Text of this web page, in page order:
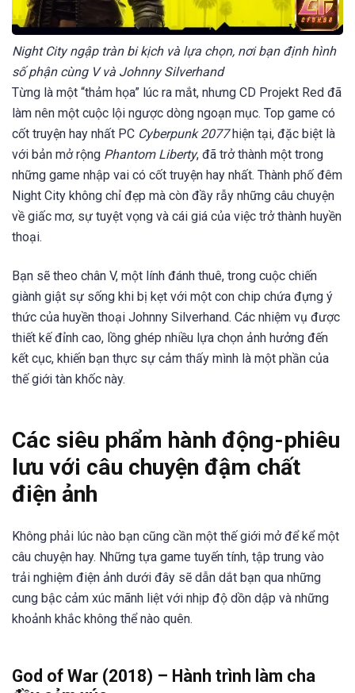
Night City ngập tràn bi kịch và lựa chọn, nơi bạn định hình
số phận cùng V và Johnny Silverhand
Từng là một “thảm họa” lúc ra mắt, nhưng CD Projekt Red đã
làm nên một cuộc lội ngược dòng ngoạn mục. Top game có
cốt truyện hay nhất PC Cyberpunk 2077hiện tại, đặc biệt là
với bản mở rộng Phantom Liberty, đã trở thành một trong
những game nhập vai có cốt truyện hay nhất. Thành phố đêm
Night City không chỉ đẹp mà còn đầy rẫy những câu chuyện
về giấc mơ, sự tuyệt vọng và cái giá của việc trở thành huyền
thoại.
Bạn sẽ theo chân V, một lính đánh thuê, trong cuộc chiến
giành giật sự sống khi bị kẹt với một con chip chứa đựng ý
thức của huyền thoại Johnny Silverhand. Các nhiệm vụ được
thiết kế đỉnh cao, lồng ghép nhiều lựa chọn ảnh hưởng đến
kết cục, khiến bạn thực sự cảm thấy mình là một phần của
thế giới tàn khốc này.
Các siêu phẩm hành động-phiêu
lưu với câu chuyện đậm chất
điện ảnh
Không phải lúc nào bạn cũng cần một thế giới mở để kể một
câu chuyện hay. Những tựa game tuyến tính, tập trung vào
trải nghiệm điện ảnh dưới đây sẽ dẫn dắt bạn qua những
cung bậc cảm xúc mãnh liệt với nhịp độ dồn dập và những
khoảnh khắc không thể nào quên.
God of War (2018) – Hành trình làm cha